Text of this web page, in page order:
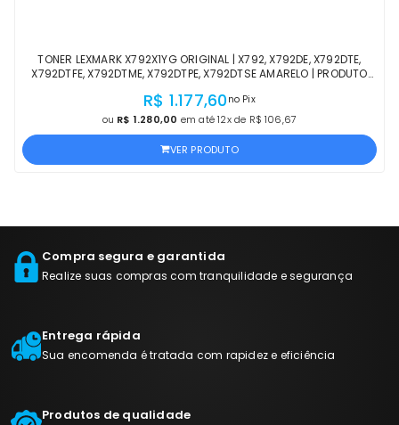
TONER LEXMARK X792X1YG ORIGINAL | X792, X792DE, X792DTE,
X792DTFE, X792DTME, X792DTPE, X792DTSE AMARELO | PRODUTO
R$ 1.177,60 no Pix
ou R$ 1.280,00 em até 12x de R$ 106,67
VER PRODUTO
Compra segura e garantida
Realize suas compras com tranquilidade e segurança
Entrega rápida
Sua encomenda é tratada com rapidez e eficiência
Produtos de qualidade